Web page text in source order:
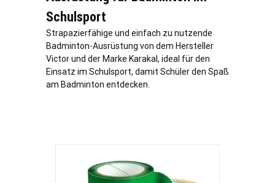
Schulsport
Strapazierfähige und einfach zu nutzende
Badminton-Ausrüstung von dem Hersteller
Victor und der Marke Karakal, ideal für den
Einsatz im Schulsport, damit Schüler den Spaß
am Badminton entdecken.